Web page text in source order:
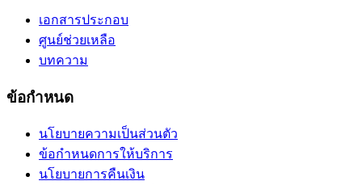
เอกสารประกอบ
ศูนย์ช่วยเหลือ
บทความ
ข้อกำหนด
นโยบายความเป็นส่วนตัว
ข้อกำหนดการให้บริการ
นโยบายการคืนเงิน